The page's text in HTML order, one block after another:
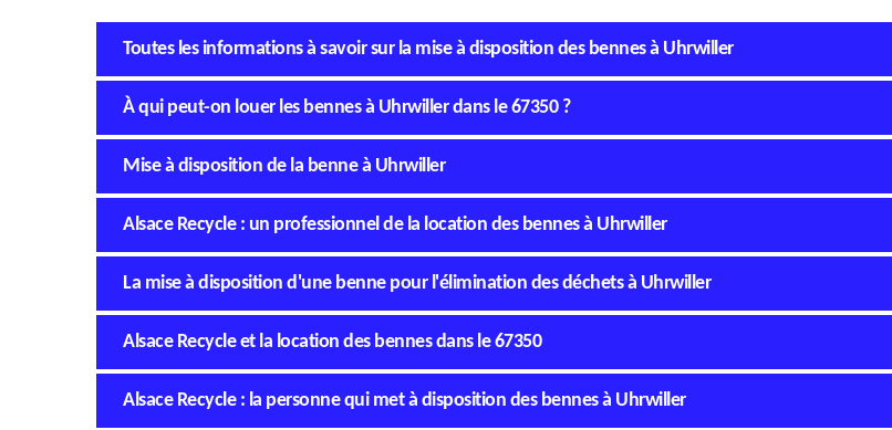
Toutes les informations à savoir sur la mise à disposition des bennes à Uhrwiller
À qui peut-on louer les bennes à Uhrwiller dans le 67350 ?
Mise à disposition de la benne à Uhrwiller
Alsace Recycle : un professionnel de la location des bennes à Uhrwiller
La mise à disposition d'une benne pour l'élimination des déchets à Uhrwiller
Alsace Recycle et la location des bennes dans le 67350
Alsace Recycle : la personne qui met à disposition des bennes à Uhrwiller